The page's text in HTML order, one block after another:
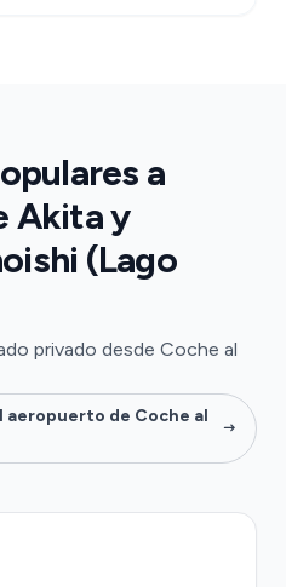
a
Akita y
(Lago
privado desde Coche al
aeropuerto de Coche al